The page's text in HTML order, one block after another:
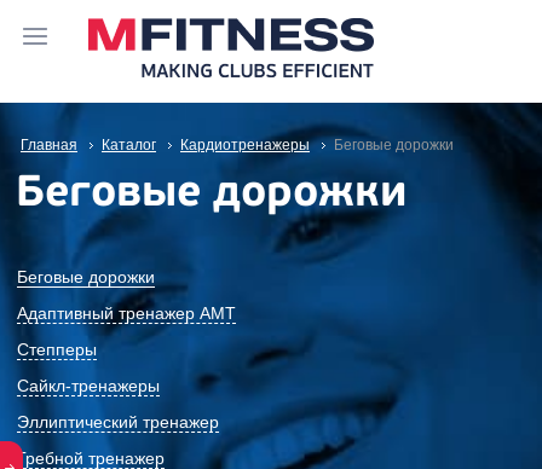
Главная Каталог Кардиотренажеры Беговые дорожки
Беговые дорожки
Беговые дорожки
Адаптивный тренажер АМТ
Степперы
Сайкл-тренажеры
Эллиптический тренажер
Гребной тренажер